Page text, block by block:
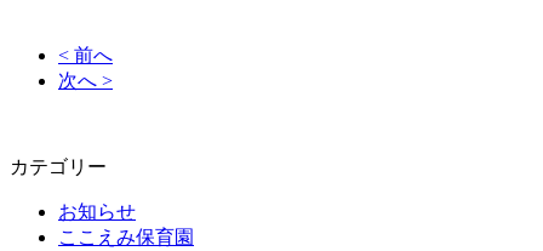
< 前へ
次へ >
カテゴリー
お知らせ
ここえみ保育園